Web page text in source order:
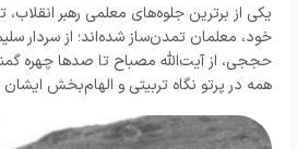
یکی از برترین جلوه‌های معلمی رهبر
خود، معلمان تمدن‌ساز شده‌اند؛ از سردار
حججی، از آیت‌الله مصباح تا صدها چهره
همه در پرتو نگاه تربیتی و الهام‌بخش ایشان